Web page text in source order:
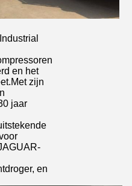
en het
zijn
jaar
en